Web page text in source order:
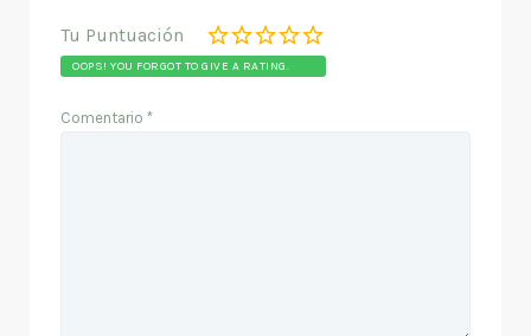
Tu Puntuación
OOPS! YOU FORGOT TO GIVE A RATING.
Comentario *